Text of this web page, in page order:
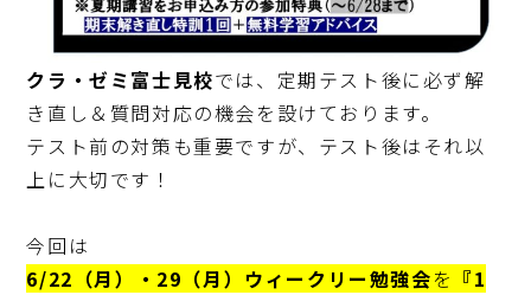
クラ・ゼミ富士見校では、定期テスト後に必ず解
き直し＆質問対応の機会を設けております。
テスト前の対策も重要ですが、テスト後はそれ以
上に大切です！
6/22（月）・29（月）ウィークリー勉強会を 『1